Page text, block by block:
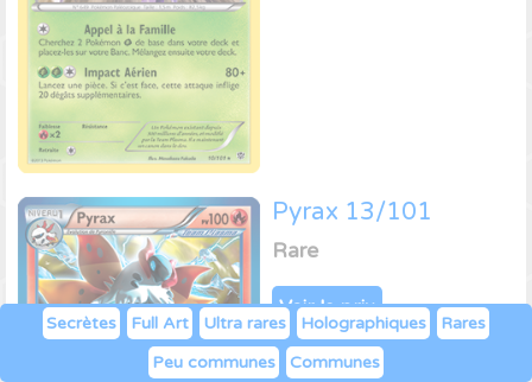
Pyrax 13/101
Rare
Voir le prix
Secrètes Full Art Ultra rares Holographiques
Rares
Peu communes
Communes